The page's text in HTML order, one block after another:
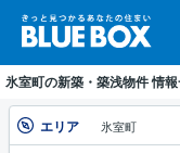
氷室町の新築・築浅物件 情
エリア 氷室町